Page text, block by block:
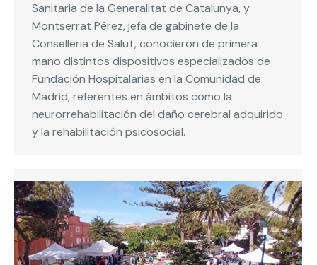
Sanitaria de la Generalitat de Catalunya, y
Montserrat Pérez, jefa de gabinete de la
Conselleria de Salut, conocieron de primera
mano distintos dispositivos especializados de
Fundación Hospitalarias en la Comunidad de
Madrid, referentes en ámbitos como la
neurorrehabilitación del daño cerebral adquirido
y la rehabilitación psicosocial.